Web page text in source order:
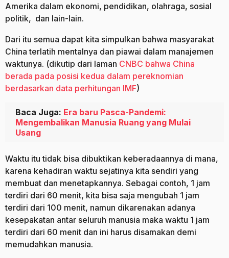
Amerika dalam ekonomi, pendidikan, olahraga, sosial
politik, dan lain-lain.
Dari itu semua dapat kita simpulkan bahwa masyarakat
China terlatih mentalnya dan piawai dalam manajemen
waktunya. (dikutip dari laman CNBC bahwa China
berada pada posisi kedua dalam pereknomian
berdasarkan data perhitungan IMF)
Baca Juga: Era baru Pasca-Pandemi:
Mengembalikan Manusia Ruang yang Mulai
Usang
Waktu itu tidak bisa dibuktikan keberadaannya di mana,
karena kehadiran waktu sejatinya kita sendiri yang
membuat dan menetapkannya. Sebagai contoh, 1 jam
terdiri dari 60 menit, kita bisa saja mengubah 1 jam
terdiri dari 100 menit, namun dikarenakan adanya
kesepakatan antar seluruh manusia maka waktu 1 jam
terdiri dari 60 menit dan ini harus disamakan demi
memudahkan manusia.